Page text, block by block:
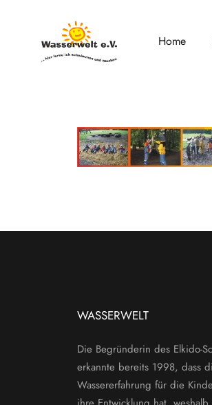
Home
WASSERWELT
Die Begründerin des Elkido-
erkannte bereits 1998, dass
Wassererfahrung für die